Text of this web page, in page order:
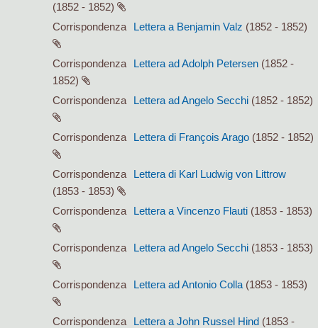
(1852 - 1852)
Corrispondenza
Lettera a Benjamin Valz (1852 - 1852)
Corrispondenza Lettera ad Adolph Petersen (1852 -
1852)
Corrispondenza
Lettera ad Angelo Secchi (1852 - 1852)
Corrispondenza Lettera di François Arago (1852 - 1852)
Corrispondenza
Lettera di Karl Ludwig von Littrow
(1853 - 1853)
Corrispondenza
Lettera a Vincenzo Flauti (1853 - 1853)
Corrispondenza Lettera ad Angelo Secchi (1853 - 1853)
Corrispondenza Lettera ad Antonio Colla (1853 - 1853)
Corrispondenza Lettera a John Russel Hind (1853 -